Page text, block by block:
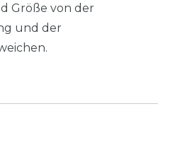
Größe von der
und der